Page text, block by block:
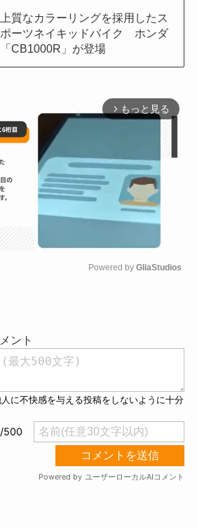
上質なカラーリングを採用したス
ポーツネイキッドバイク ホンダ
「CB1000R」が登場
arrow_forward_ios もっと見る
Powered by GliaStudios